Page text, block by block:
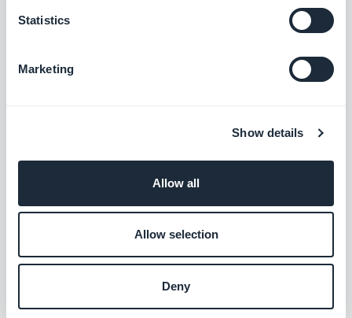
Statistics
Marketing
Show details
Allow all
Allow selection
Deny
el comportamiento de tus usuarios y
optimizar tu estrategia de marketing.
ClickSend
Agrega funcionalidad de mensajería de
Bancontact